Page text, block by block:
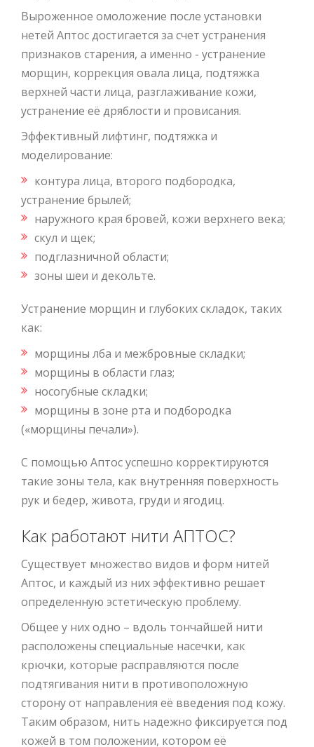
Выроженное омоложение после установки
нетей Аптос достигается за счет устранения
признаков старения, а именно - устранение
морщин, коррекция овала лица, подтяжка
верхней части лица, разглаживание кожи,
устранение её дряблости и провисания.
Эффективный лифтинг, подтяжка и
моделирование:
контура лица, второго подбородка,
устранение брылей;
наружного края бровей, кожи верхнего века;
скул и щек;
подглазничной области;
зоны шеи и декольте.
Устранение морщин и глубоких складок, таких
как:
морщины лба и межбровные складки;
морщины в области глаз;
носогубные складки;
морщины в зоне рта и подбородка
(«морщины печали»).
С помощью Аптос успешно корректируются
такие зоны тела, как внутренняя поверхность
рук и бедер, живота, груди и ягодиц.
Как работают нити АПТОС?
Существует множество видов и форм нитей
Аптос, и каждый из них эффективно решает
определенную эстетическую проблему.
Общее у них одно – вдоль тончайшей нити
расположены специальные насечки, как
крючки, которые расправляются после
подтягивания нити в противоположную
сторону от направления её введения под кожу.
Таким образом, нить надежно фиксируется под
кожей в том положении, котором её